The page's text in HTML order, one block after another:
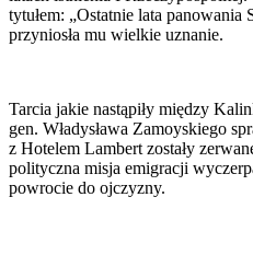
tytułem: „Ostatnie lata panowania
przyniosła mu wielkie uznanie.
Tarcia jakie nastąpiły między
gen. Władysława Zamoyskiego
z Hotelem Lambert zostały
polityczna misja emigracji
powrocie do ojczyzny.